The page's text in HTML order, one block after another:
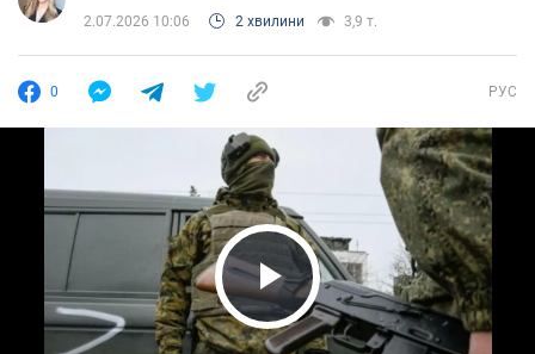
2.07.2026 10:06 2 хвилини 3,9 т.
0 РУС
Play Video